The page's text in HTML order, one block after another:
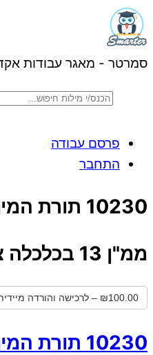
Skip
to
content
Menu
סמרטר - מאגר עבודות
פרסם עבודה
התחבר
Close
Menu
10230 תורת המימון: ניהול פיננסי של גופים עסקיים‏
ממ"ן 13 בכלכלה ציון 99 (קורס 10230)
₪100.00 – לרכישה והורדה מיידית
10230 תורת המימון: ניהול פיננסי של גופים עסקיים‏